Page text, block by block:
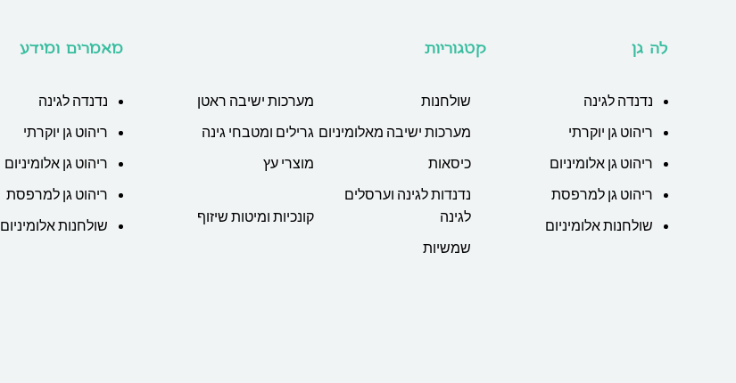
לה גן
נדנדה לגינה
ריהוט גן יוקרתי
ריהוט גן אלומיניום
ריהוט גן למרפסת
שולחנות אלומיניום
קטגוריות
שולחנות
מערכות ישיבה ראטן
מערכות ישיבה מאלומיניום גרילים ומטבחי גינה
כיסאות
מוצרי עץ
נדנדות לגינה וערסלים
לגינה
קונכיות ומיטות שיזוף
שמשיות
מאמרים ומידע
נדנדה לגינה
ריהוט גן יוקרתי
ריהוט גן אלומיניום
ריהוט גן למרפסת
שולחנות אלומיניום